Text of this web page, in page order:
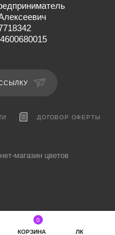
ДОГОВОР ОФЕРТЫ
магазин цветов
КОРЗИНА
0
ЛК